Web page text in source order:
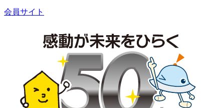
会員サイト